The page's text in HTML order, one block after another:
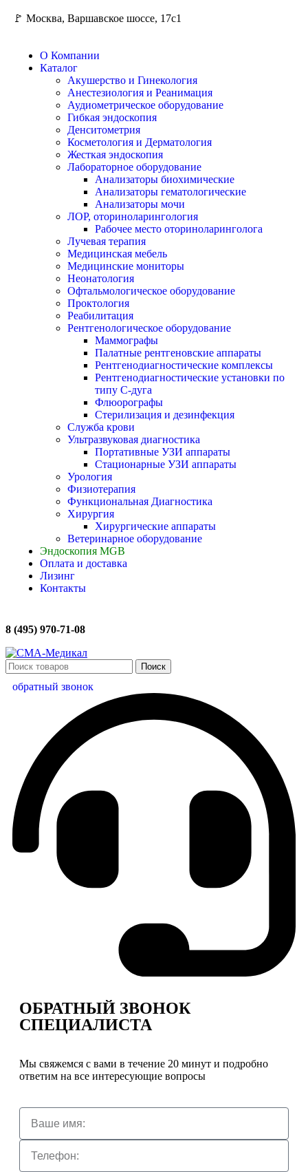
🚩 Москва, Варшавское шоссе, 17с1
О Компании
Каталог
Акушерство и Гинекология
Анестезиология и Реанимация
Аудиометрическое оборудование
Гибкая эндоскопия
Денситометрия
Косметология и Дерматология
Жесткая эндоскопия
Лабораторное оборудование
Анализаторы биохимические
Анализаторы гематологические
Анализаторы мочи
ЛОР, оториноларингология
Рабочее место оториноларинголога
Лучевая терапия
Медицинская мебель
Медицинские мониторы
Неонатология
Офтальмологическое оборудование
Проктология
Реабилитация
Рентгенологическое оборудование
Маммографы
Палатные рентгеновские аппараты
Рентгенодиагностические комплексы
Рентгенодиагностические установки по
типу С-дуга
Флюорографы
Стерилизация и дезинфекция
Служба крови
Ультразвуковая диагностика
Портативные УЗИ аппараты
Стационарные УЗИ аппараты
Урология
Физиотерапия
Функциональная Диагностика
Хирургия
Хирургические аппараты
Ветеринарное оборудование
Эндоскопия MGB
Оплата и доставка
Лизинг
Контакты
8 (495) 970-71-08
Поиск
обратный звонок
ОБРАТНЫЙ ЗВОНОК
СПЕЦИАЛИСТА
Мы свяжемся с вами в течение 20 минут и подробно
ответим на все интересующие вопросы